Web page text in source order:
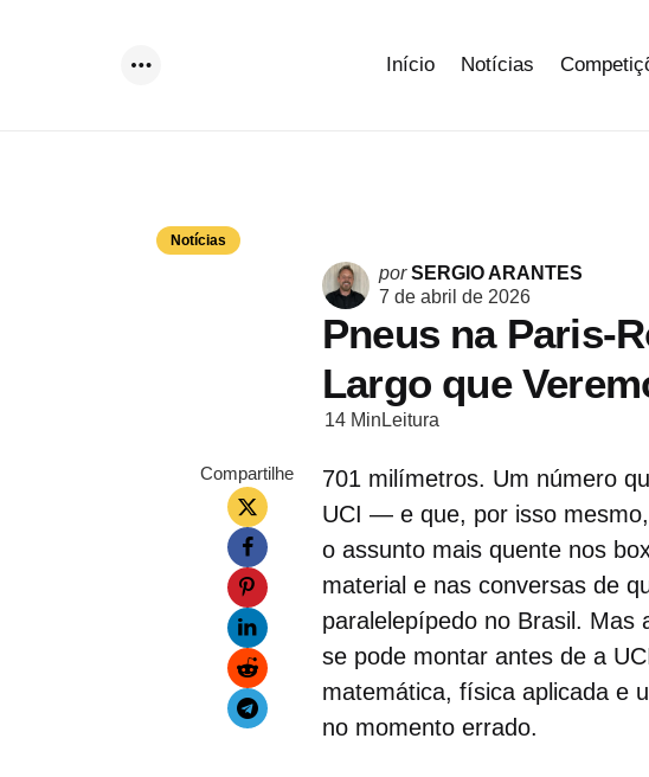
Início Notícias
Notícias
Postado
por
porSERGIO ARANTES
7 de abril de 2026
Pneus na Paris-
Largo que
14 Min Leitura
Compartilhe
701 milímetros. Um número
UCI — e que, por isso
o assunto mais quente nos
material e nas conversas de
paralelepípedo no Brasil.
se pode montar antes de a
matemática, física aplicada e
no momento errado.